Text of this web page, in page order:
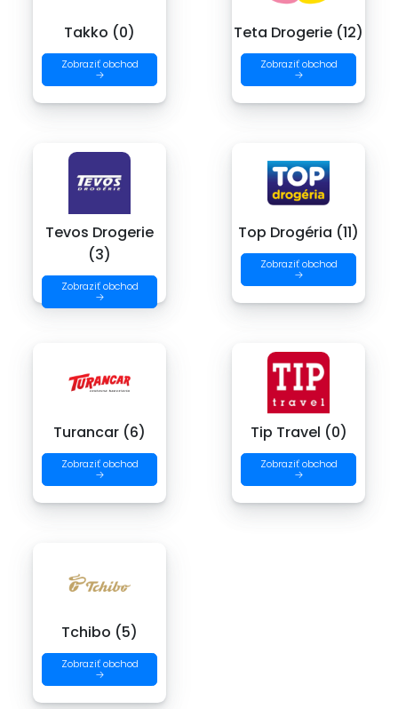
Takko (0)
Zobraziť obchod
→
Teta Drogerie (12)
Zobraziť obchod
→
Tevos Drogerie
(3)
Zobraziť obchod
→
Top Drogéria (11)
Zobraziť obchod
→
Turancar (6)
Zobraziť obchod
→
Tip Travel (0)
Zobraziť obchod
→
Tchibo (5)
Zobraziť obchod
→